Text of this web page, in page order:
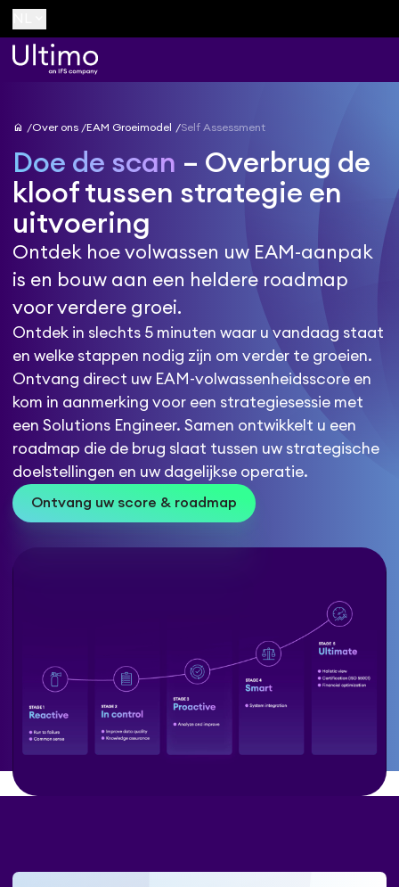
home Over ons EAM Groeimodel Self Assessment
Doe de scan – Overbrug de
kloof tussen strategie en
uitvoering
Ontdek hoe volwassen uw EAM-aanpak
is en bouw aan een heldere roadmap
voor verdere groei.
Ontdek in slechts 5 minuten waar u vandaag staat
en welke stappen nodig zijn om verder te groeien.
Ontvang direct uw EAM-volwassenheidsscore en
kom in aanmerking voor een strategiesessie met
een Solutions Engineer. Samen ontwikkelt u een
roadmap die de brug slaat tussen uw strategische
doelstellingen en uw dagelijkse operatie.
Ontvang uw score & roadmap